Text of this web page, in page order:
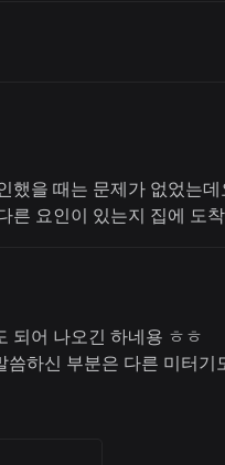
했을 때는 문제가 없었는데
른 요인이 있는지 집에 도
되어 나오긴 하네용 ㅎㅎ
씀하신 부분은 다른 미터